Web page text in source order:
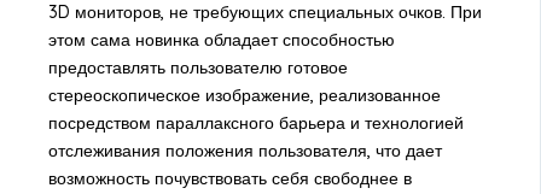
3D мониторов, не требующих специальных очков. При
этом сама новинка обладает способностью
предоставлять пользователю готовое
стереоскопическое изображение, реализованное
посредством параллаксного барьера и технологией
отслеживания положения пользователя, что дает
возможность почувствовать себя свободнее в